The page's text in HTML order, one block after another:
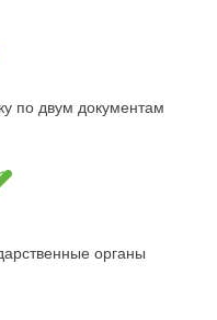
по двум документам
органы